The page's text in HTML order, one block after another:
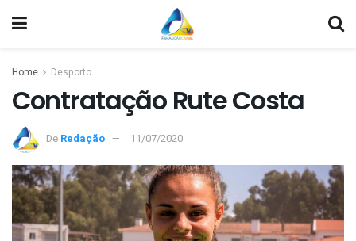
Home Desporto
Contratação Rute Costa
De Redação 11/07/2020